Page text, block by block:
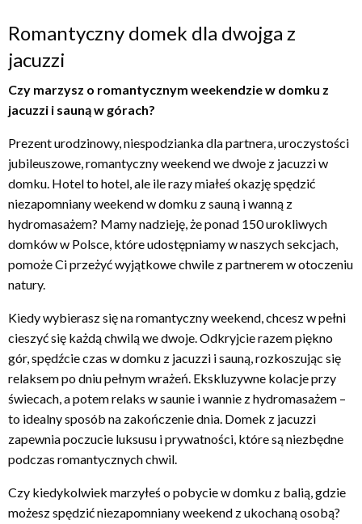
Romantyczny domek dla dwojga z
jacuzzi
Czy marzysz o romantycznym weekendzie w domku z
jacuzzi i sauną w górach?
Prezent urodzinowy, niespodzianka dla partnera, uroczystości
jubileuszowe, romantyczny weekend we dwoje z jacuzzi w
domku. Hotel to hotel, ale ile razy miałeś okazję spędzić
niezapomniany weekend w domku z sauną i wanną z
hydromasażem? Mamy nadzieję, że ponad 150 urokliwych
domków w Polsce, które udostępniamy w naszych sekcjach,
pomoże Ci przeżyć wyjątkowe chwile z partnerem w otoczeniu
natury.
Kiedy wybierasz się na romantyczny weekend, chcesz w pełni
cieszyć się każdą chwilą we dwoje. Odkryjcie razem piękno
gór, spędźcie czas w domku z jacuzzi i sauną, rozkoszując się
relaksem po dniu pełnym wrażeń. Ekskluzywne kolacje przy
świecach, a potem relaks w saunie i wannie z hydromasażem –
to idealny sposób na zakończenie dnia. Domek z jacuzzi
zapewnia poczucie luksusu i prywatności, które są niezbędne
podczas romantycznych chwil.
Czy kiedykolwiek marzyłeś o pobycie w domku z balią, gdzie
możesz spędzić niezapomniany weekend z ukochaną osobą?